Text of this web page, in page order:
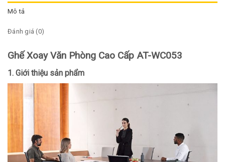
Mô tả
Đánh giá (0)
Ghế Xoay Văn Phòng Cao Cấp AT-WC053
1. Giới thiệu sản phẩm